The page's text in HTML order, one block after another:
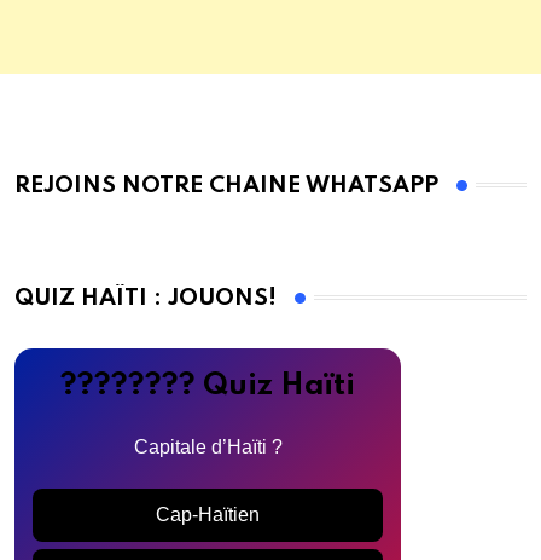
REJOINS NOTRE CHAINE WHATSAPP
QUIZ HAÏTI : JOUONS!
???????? Quiz Haïti
Capitale d’Haïti ?
Cap-Haïtien